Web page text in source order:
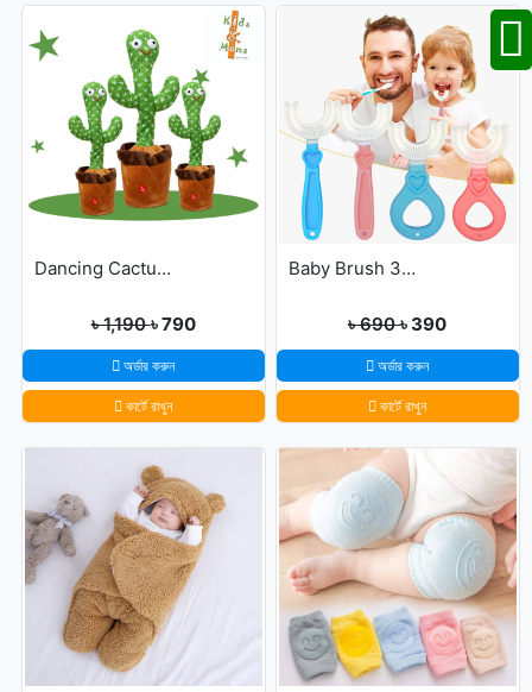
Dancing Cactus For Kids
৳ 1,190৳ 790
অর্ডার করুন
কার্টে রাখুন
Baby Brush 360° Kids U-Shaped Toothbrush
৳ 690৳ 390
অর্ডার করুন
কার্টে রাখুন